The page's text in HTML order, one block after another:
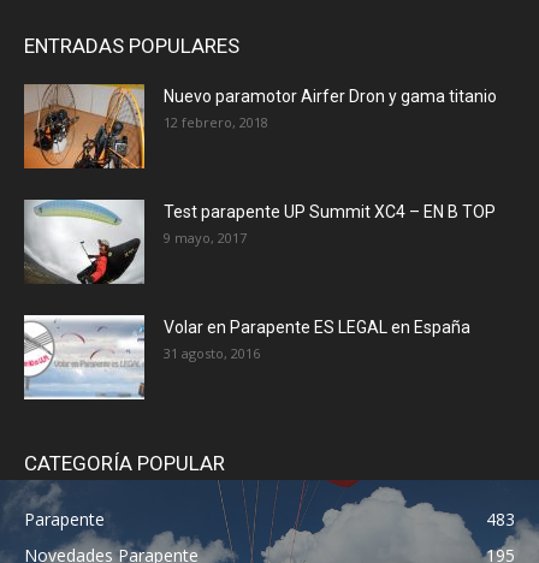
ENTRADAS POPULARES
Nuevo paramotor Airfer Dron y gama titanio
12 febrero, 2018
Test parapente UP Summit XC4 – EN B TOP
9 mayo, 2017
Volar en Parapente ES LEGAL en España
31 agosto, 2016
CATEGORÍA POPULAR
Parapente
483
Novedades Parapente
195